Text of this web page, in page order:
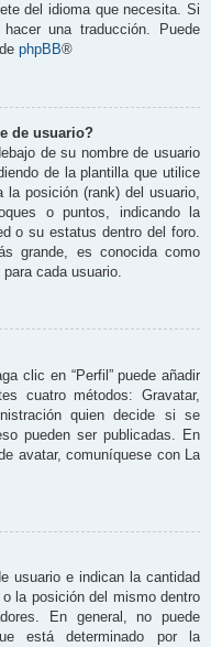
del idioma que necesita. Si
una traducción. Puede
phpBB®
de usuario?
de su nombre de usuario
de la plantilla que utilice
posición (rank) del usuario,
o puntos, indicando la
o su estatus dentro del foro.
grande, es conocida como
cada usuario.
clic en “Perfil” puede añadir
cuatro métodos: Gravatar,
quien decide si se
pueden ser publicadas. En
avatar, comuníquese con La
usuario e indican la cantidad
la posición del mismo dentro
En general, no puede
está determinado por la